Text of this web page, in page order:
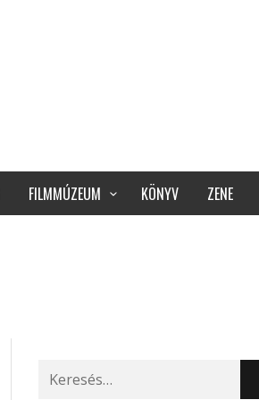
FILMMÚZEUM KÖNYV ZENE
Search
for: